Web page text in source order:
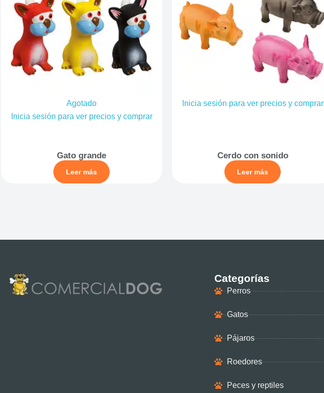
Agotado
Inicia sesión para ver precios y comprar
Gato grande
Leer más
Inicia sesión para ver precios y comprar
Cerdo con sonido
Leer más
Categorías
Perros
Gatos
Pájaros
Roedores
Peces y reptiles